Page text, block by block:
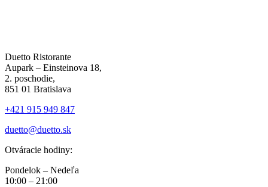
Duetto Ristorante
Aupark – Einsteinova 18,
2. poschodie,
851 01 Bratislava
+421 915 949 847
duetto@duetto.sk
Otváracie hodiny:
Pondelok – Nedeľa
10:00 – 21:00